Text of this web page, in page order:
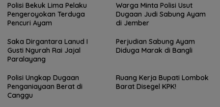
Polisi Bekuk Lima Pelaku
Pengeroyokan Terduga
Pencuri Ayam
Warga Minta Polisi Usut
Dugaan Judi Sabung Ayam
di Jember
Saka Dirgantara Lanud I
Gusti Ngurah Rai Jajal
Paralayang
Perjudian Sabung Ayam
Diduga Marak di Bangli
Polisi Ungkap Dugaan
Penganiayaan Berat di
Canggu
Ruang Kerja Bupati Lombok
Barat Disegel KPK!